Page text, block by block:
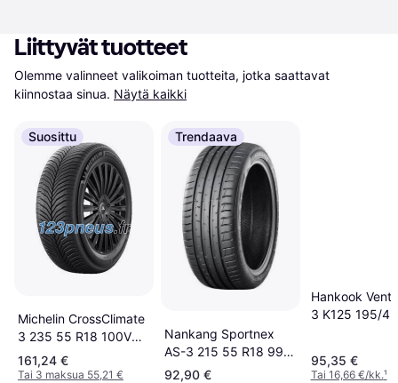
Liittyvät tuotteet
Olemme valinneet valikoiman tuotteita, jotka saattavat
kiinnostaa sinua. Näytä kaikki
Suosittu
Michelin CrossClimate
3 235 55 R18 100V
Tire
161,24 €
Tai 3 maksua 55,21 €
Trendaava
Nankang Sportnex
AS-3 215 55 R18 99V
XL Tire
92,90 €
Hankook
3 K125 195/
95,35 €
Tai 16,66 €/kk.¹